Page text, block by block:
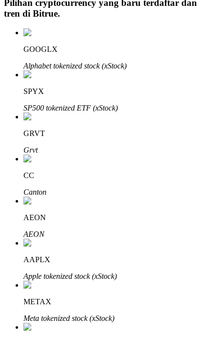
Investasi Otomatis
Raih keuntungan jangka panjang dan kepentingan fleksibel
Pelajari Staking
Pelajari tentang mendapatkan penghasilan pasif
Bitrue
Mitra Bitrue
Pilihan cryptocurrency yang baru terdaftar dan
tren di Bitrue.
GOOGLX
Alphabet tokenized stock (xStock)
SPYX
SP500 tokenized ETF (xStock)
GRVT
Grvt
CC
Canton
AEON
AEON
AAPLX
Apple tokenized stock (xStock)
METAX
Meta tokenized stock (xStock)